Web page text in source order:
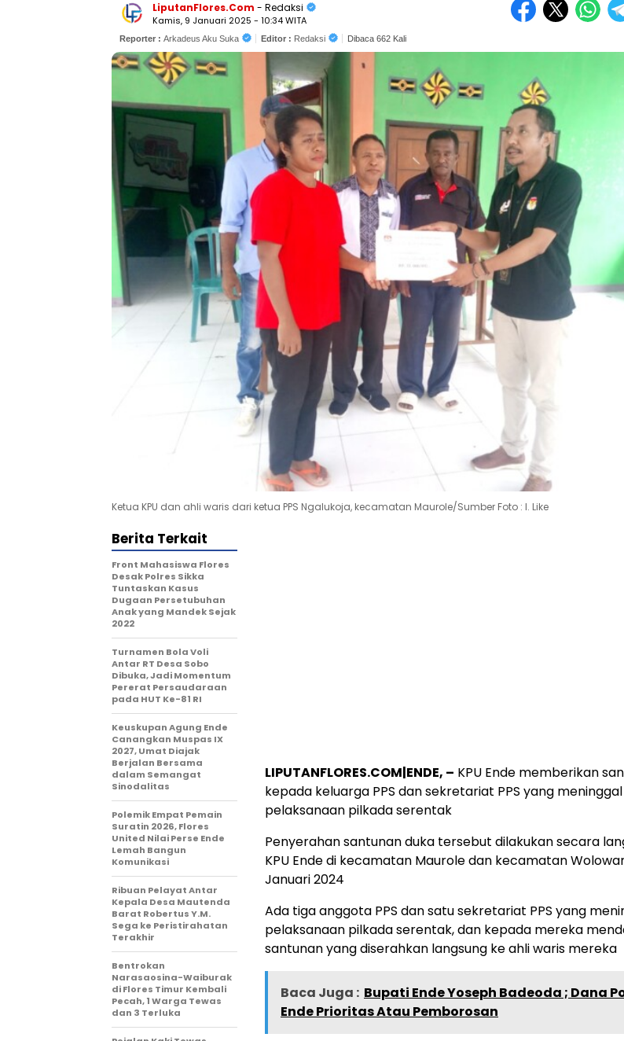
LiputanFlores.Com - Redaksi
Kamis, 9 Januari 2025 - 10:34 WITA
Reporter : Arkadeus Aku Suka Editor : Redaksi Dibaca 662 Kali
Ketua KPU dan ahli waris dari ketua PPS Ngalukoja, kecamatan Maurole/Sumber Foto : I. Like
LIPUTANFLORES.COM|ENDE, – KPU Ende memberikan
kepada keluarga PPS dan sekretariat PPS yang
pelaksanaan pilkada serentak
Penyerahan santunan duka tersebut dilakukan secara
KPU Ende di kecamatan Maurole dan kecamatan
Januari 2024
Ada tiga anggota PPS dan satu sekretariat PPS yang
pelaksanaan pilkada serentak, dan kepada mereka
santunan yang diserahkan langsung ke ahli waris mereka
Baca Juga : Bupati Ende Yoseph Badeoda ; Dana
Ende Prioritas Atau Pemborosan
Berita Terkait
Front Mahasiswa Flores
Desak Polres Sikka
Tuntaskan Kasus
Dugaan Persetubuhan
Anak yang Mandek Sejak
2022
Turnamen Bola Voli
Antar RT Desa Sobo
Dibuka, Jadi Momentum
Pererat Persaudaraan
pada HUT Ke-81 RI
Keuskupan Agung Ende
Canangkan Muspas IX
2027, Umat Diajak
Berjalan Bersama
dalam Semangat
Sinodalitas
Polemik Empat Pemain
Suratin 2026, Flores
United Nilai Perse Ende
Lemah Bangun
Komunikasi
Ribuan Pelayat Antar
Kepala Desa Mautenda
Barat Robertus Y.M.
Sega ke Peristirahatan
Terakhir
Bentrokan
Narasaosina-Waiburak
di Flores Timur Kembali
Pecah, 1 Warga Tewas
dan 3 Terluka